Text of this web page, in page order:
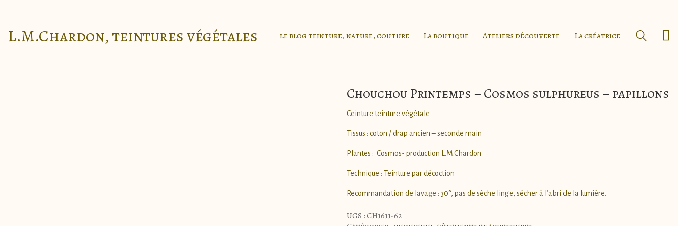
L.M.Chardon, teintures végétales le blog teinture, nature, couture La boutique Ateliers découverte La créatrice
Chouchou Printemps – Cosmos sulphureus – papillons
Ceinture teinture végétale
Tissus : coton / drap ancien – seconde main
Plantes : Cosmos- production L.M.Chardon
Technique : Teinture par décoction
Recommandation de lavage : 30°, pas de sèche linge, sécher à l’abri de la lumière.
UGS :CH1611-62